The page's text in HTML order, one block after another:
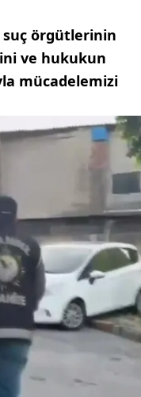
örgütlerinin
ve hukukun
mücadelemizi